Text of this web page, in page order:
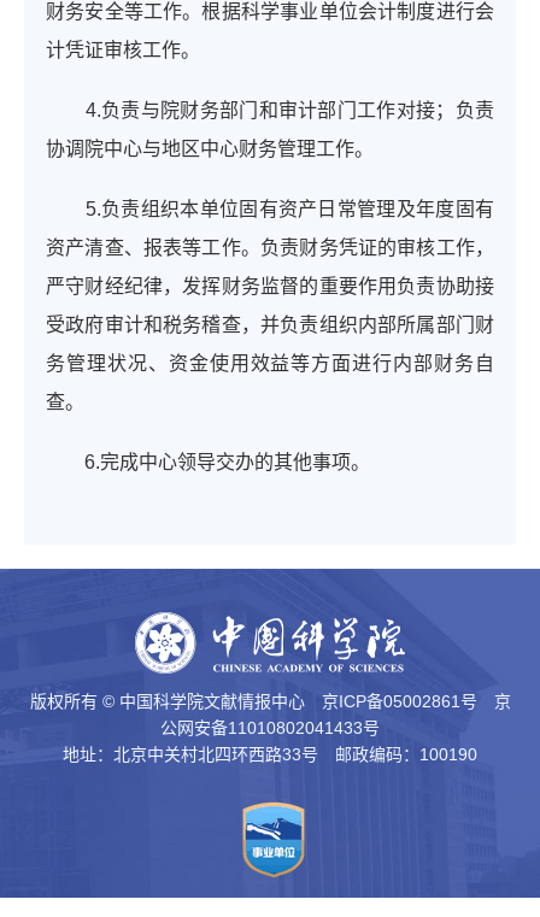
财务安全等工作。根据科学事业单位会计制度进行会
计凭证审核工作。
4.负责与院财务部门和审计部门工作对接；负责
协调院中心与地区中心财务管理工作。
5.负责组织本单位固有资产日常管理及年度固有
资产清查、报表等工作。负责财务凭证的审核工作，
严守财经纪律，发挥财务监督的重要作用负责协助接
受政府审计和税务稽查，并负责组织内部所属部门财
务管理状况、资金使用效益等方面进行内部财务自
查。
6.完成中心领导交办的其他事项。
版权所有 © 中国科学院文献情报中心 京ICP备05002861号 京
公网安备11010802041433号
地址：北京中关村北四环西路33号 邮政编码：100190